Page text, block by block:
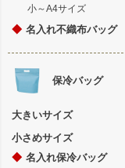
小～A4サイズ
◆ 名入れ不織布バッグ
保冷バッグ
大きいサイズ
小さめサイズ
◆ 名入れ保冷バッグ